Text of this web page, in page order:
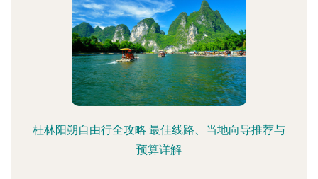
桂林阳朔自由行全攻略 最佳线路、当地向导推荐与
预算详解